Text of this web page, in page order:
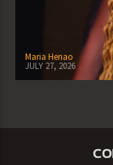
Maria Henao
JULY 27, 2026